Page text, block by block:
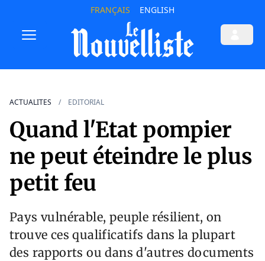
FRANÇAIS ENGLISH
ACTUALITES EDITORIAL
Quand l'Etat pompier
ne peut éteindre le plus
petit feu
Pays vulnérable, peuple résilient, on
trouve ces qualificatifs dans la plupart
des rapports ou dans d'autres documents